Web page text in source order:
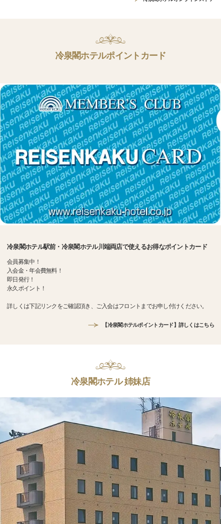
冷泉閣ホテルポイントカード
冷泉閣ホテル駅前・冷泉閣ホテル川端両店で使えるお得なポイントカード
会員募集中！
入会金・年会費無料！
即日発行！
永久ポイント！
詳しくは下記リンクをご確認頂き、ご入会はフロントまでお申し付けください。
【冷泉閣ホテルポイントカード】詳しくはこちら
冷泉閣ホテル 姉妹店